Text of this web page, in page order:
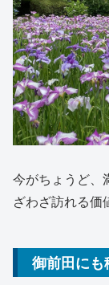
今がちょうど、
ざわざ訪れる価
御前田にも